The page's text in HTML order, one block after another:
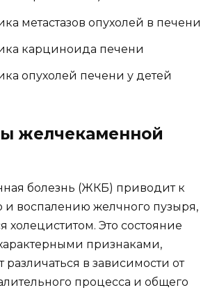
метастазов опухолей в печени
карциноида печени
опухолей печени у детей
желчекаменной
болезнь (ЖКБ) приводит к
воспалению желчного пузыря,
холециститом. Это состояние
признаками,
различаться в зависимости от
процесса и общего